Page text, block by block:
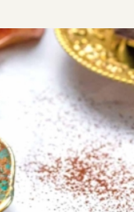
με
αλατισμένη
γεύσεων. Ευκολη